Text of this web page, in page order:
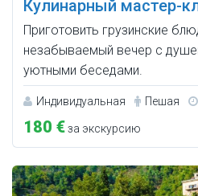
Кулинарный мастер-
Приготовить грузинские
незабываемый вечер с
уютными беседами.
Индивидуальная Пешая
180 €за экскурсию